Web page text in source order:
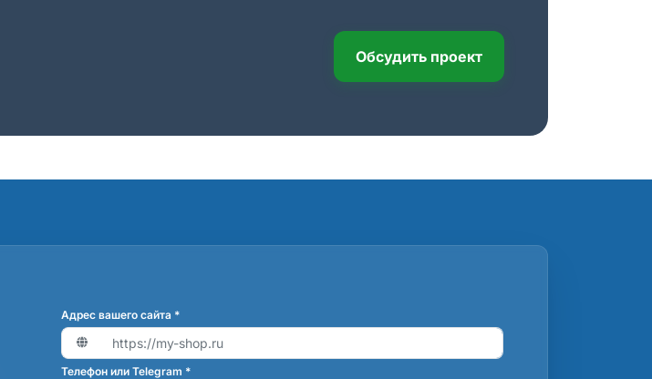
Обсудить проект
Адрес вашего сайта *
Телефон или Telegram *